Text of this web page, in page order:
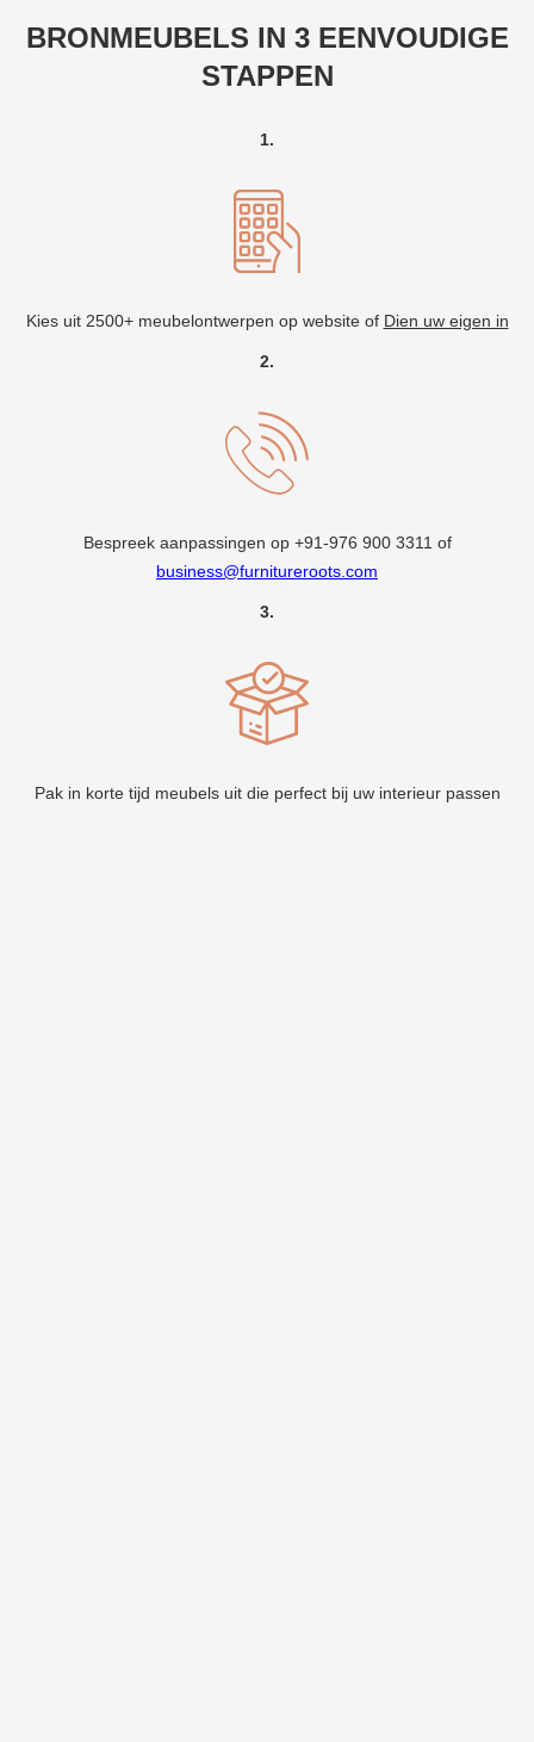
BRONMEUBELS IN 3 EENVOUDIGE
STAPPEN
1.
Kies uit 2500+ meubelontwerpen op website of Dien uw eigen in
2.
Bespreek aanpassingen op +91-976 900 3311 of
business@furnitureroots.com
3.
Pak in korte tijd meubels uit die perfect bij uw interieur passen